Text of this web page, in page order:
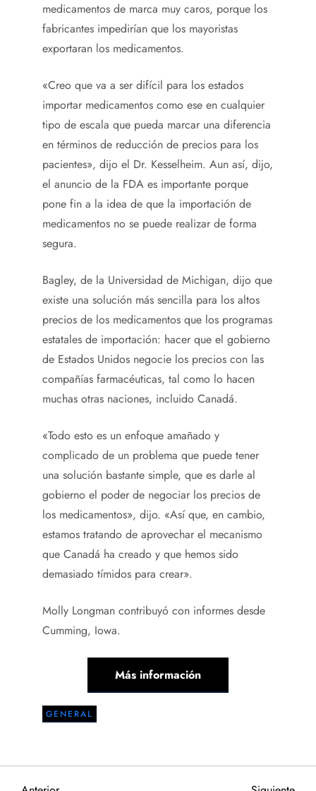
medicamentos de marca muy caros, porque los
fabricantes impedirían que los mayoristas
exportaran los medicamentos.
«Creo que va a ser difícil para los estados
importar medicamentos como ese en cualquier
tipo de escala que pueda marcar una diferencia
en términos de reducción de precios para los
pacientes», dijo el Dr. Kesselheim. Aun así, dijo,
el anuncio de la FDA es importante porque
pone fin a la idea de que la importación de
medicamentos no se puede realizar de forma
segura.
Bagley, de la Universidad de Michigan, dijo que
existe una solución más sencilla para los altos
precios de los medicamentos que los programas
estatales de importación: hacer que el gobierno
de Estados Unidos negocie los precios con las
compañías farmacéuticas, tal como lo hacen
muchas otras naciones, incluido Canadá.
«Todo esto es un enfoque amañado y
complicado de un problema que puede tener
una solución bastante simple, que es darle al
gobierno el poder de negociar los precios de
los medicamentos», dijo. «Así que, en cambio,
estamos tratando de aprovechar el mecanismo
que Canadá ha creado y que hemos sido
demasiado tímidos para crear».
Molly Longman contribuyó con informes desde
Cumming, Iowa.
Más información
GENERAL